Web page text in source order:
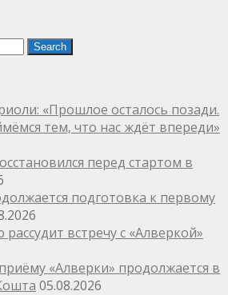
«Прошлое осталось позади.
тем, что нас ждёт впереди»
перед стартом в
подготовка к первому
встречу с «Алверкой»
«Алверки» продолжается в
05.08.2026